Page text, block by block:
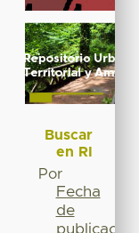
Buscar
en RI
Por
Fecha
de